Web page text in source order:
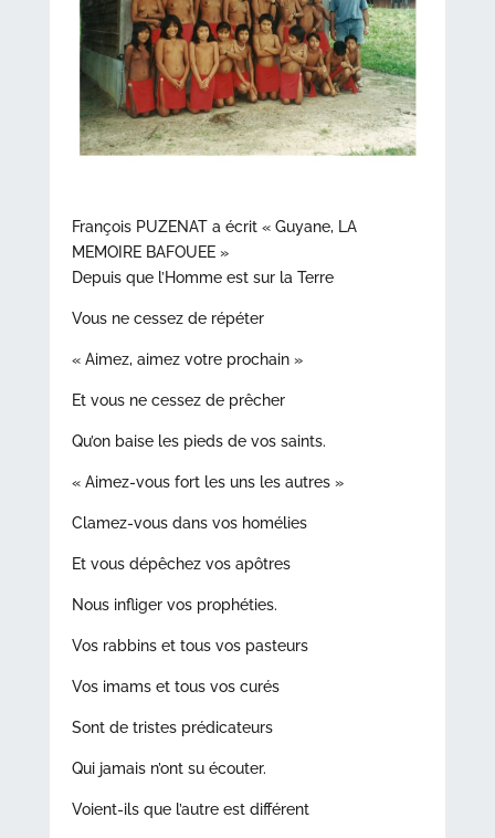
François PUZENAT a écrit « Guyane, LA
MEMOIRE BAFOUEE »
Depuis que l’Homme est sur la Terre
Vous ne cessez de répéter
« Aimez, aimez votre prochain »
Et vous ne cessez de prêcher
Qu’on baise les pieds de vos saints.
« Aimez-vous fort les uns les autres »
Clamez-vous dans vos homélies
Et vous dépêchez vos apôtres
Nous infliger vos prophéties.
Vos rabbins et tous vos pasteurs
Vos imams et tous vos curés
Sont de tristes prédicateurs
Qui jamais n’ont su écouter.
Voient-ils que l’autre est différent